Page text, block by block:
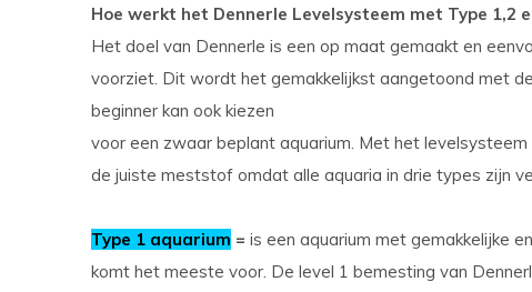
Hoe werkt het Dennerle Levelsysteem met Type 1,2
Het doel van Dennerle is een op maat gemaakt en
voorziet. Dit wordt het gemakkelijkst aangetoond met
beginner kan ook kiezen
voor een zwaar beplant aquarium. Met het
de juiste meststof omdat alle aquaria in drie types zijn
Type 1 aquarium = is een aquarium met gemakkelijke
komt het meeste voor. De level 1 bemesting van